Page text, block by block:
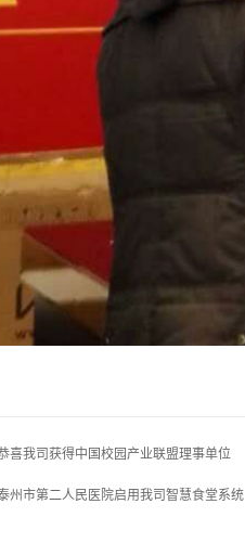
喜我司获得中国校园产业联盟理事单位
州市第二人民医院启用我司智慧食堂系统